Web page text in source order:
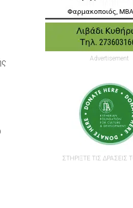
Advertisement
ΣΤΗΡΙΞΤΕ ΤΙΣ ΔΡΑΣΕΙΣ